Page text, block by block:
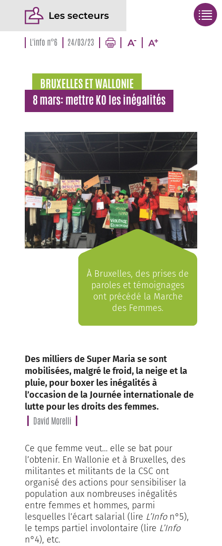
Les secteurs
L'info n°6 24/03/23
BRUXELLES ET WALLONIE
8 mars: mettre KO les inégalités
À Bruxelles, des prises de
paroles et témoignages
ont précédé la Marche
des Femmes.
Des milliers de Super Maria se sont
mobilisées, malgré le froid, la neige et la
pluie, pour boxer les inégalités à
l’occasion de la Journée internationale de
lutte pour les droits des femmes.
David Morelli
Ce que femme veut… elle se bat pour
l’obtenir. En Wallonie et à Bruxelles, des
militantes et militants de la CSC ont
organisé des actions pour sensibiliser la
population aux nombreuses inégalités
entre femmes et hommes, parmi
lesquelles l’écart salarial (lire L’Infon°5),
le temps partiel involontaire (lire L’Info
n°4), etc.